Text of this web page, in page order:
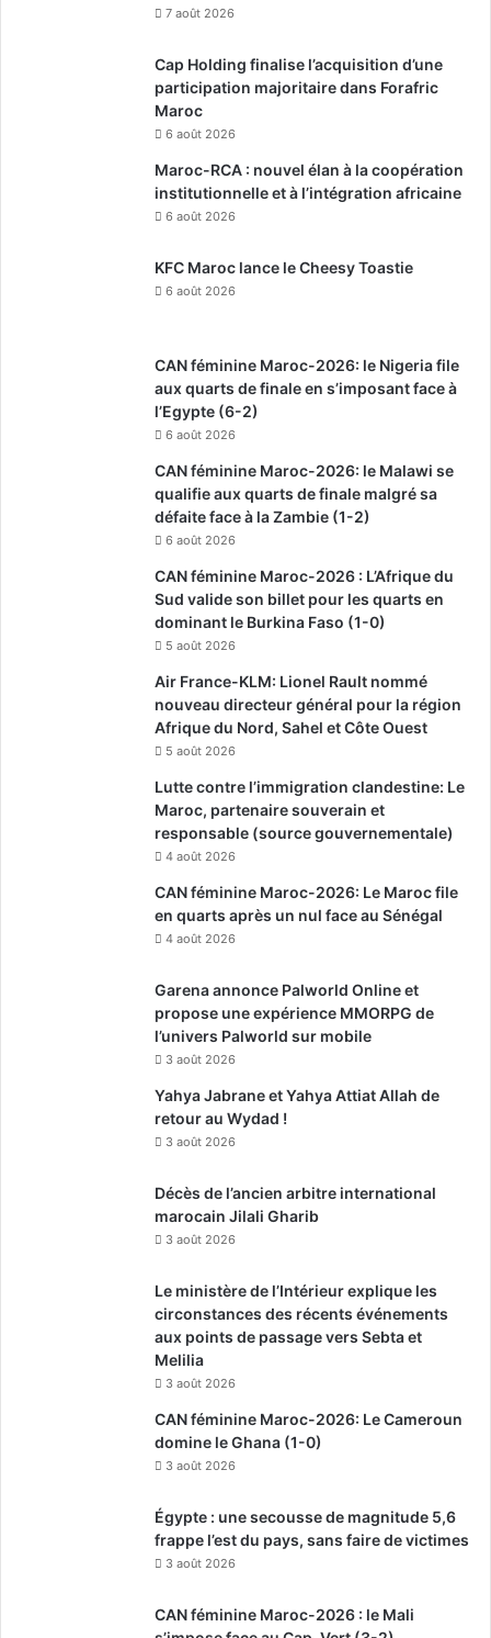
7 août 2026
Cap Holding finalise l’acquisition d’une
participation majoritaire dans Forafric
Maroc
6 août 2026
Maroc-RCA : nouvel élan à la coopération
institutionnelle et à l’intégration africaine
6 août 2026
KFC Maroc lance le Cheesy Toastie
6 août 2026
CAN féminine Maroc-2026: le Nigeria file
aux quarts de finale en s’imposant face à
l’Egypte (6-2)
6 août 2026
CAN féminine Maroc-2026: le Malawi se
qualifie aux quarts de finale malgré sa
défaite face à la Zambie (1-2)
6 août 2026
CAN féminine Maroc-2026 : L’Afrique du
Sud valide son billet pour les quarts en
dominant le Burkina Faso (1-0)
5 août 2026
Air France-KLM: Lionel Rault nommé
nouveau directeur général pour la région
Afrique du Nord, Sahel et Côte Ouest
5 août 2026
Lutte contre l’immigration clandestine: Le
Maroc, partenaire souverain et
responsable (source gouvernementale)
4 août 2026
CAN féminine Maroc-2026: Le Maroc file
en quarts après un nul face au Sénégal
4 août 2026
Garena annonce Palworld Online et
propose une expérience MMORPG de
l’univers Palworld sur mobile
3 août 2026
Yahya Jabrane et Yahya Attiat Allah de
retour au Wydad !
3 août 2026
Décès de l’ancien arbitre international
marocain Jilali Gharib
3 août 2026
Le ministère de l’Intérieur explique les
circonstances des récents événements
aux points de passage vers Sebta et
Melilia
3 août 2026
CAN féminine Maroc-2026: Le Cameroun
domine le Ghana (1-0)
3 août 2026
Égypte : une secousse de magnitude 5,6
frappe l’est du pays, sans faire de victimes
3 août 2026
CAN féminine Maroc-2026 : le Mali